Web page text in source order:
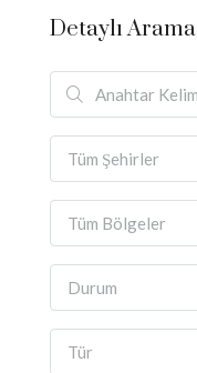
Detaylı Arama
Tüm Şehirler
Tüm Bölgeler
Durum
Tür